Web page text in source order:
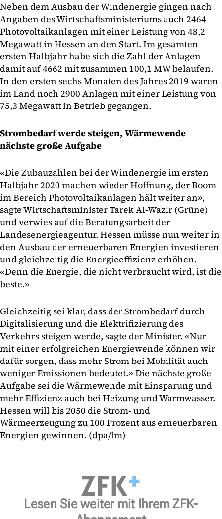
Neben dem Ausbau der Windenergie gingen nach
Angaben des Wirtschaftsministeriums auch 2464
Photovoltaikanlagen mit einer Leistung von 48,2
Megawatt in Hessen an den Start. Im gesamten
ersten Halbjahr habe sich die Zahl der Anlagen
damit auf 4662 mit zusammen 100,1 MW belaufen.
In den ersten sechs Monaten des Jahres 2019 waren
im Land noch 2900 Anlagen mit einer Leistung von
75,3 Megawatt in Betrieb gegangen.
Strombedarf werde steigen, Wärmewende
nächste große Aufgabe
«Die Zubauzahlen bei der Windenergie im ersten
Halbjahr 2020 machen wieder Hoffnung, der Boom
im Bereich Photovoltaikanlagen hält weiter an»,
sagte Wirtschaftsminister Tarek Al-Wazir (Grüne)
und verwies auf die Beratungsarbeit der
Landesenergieagentur. Hessen müsse nun weiter in
den Ausbau der erneuerbaren Energien investieren
und gleichzeitig die Energieeffizienz erhöhen.
«Denn die Energie, die nicht verbraucht wird, ist die
beste.»
Gleichzeitig sei klar, dass der Strombedarf durch
Digitalisierung und die Elektrifizierung des
Verkehrs steigen werde, sagte der Minister. «Nur
mit einer erfolgreichen Energiewende können wir
dafür sorgen, dass mehr Strom bei Mobilität auch
weniger Emissionen bedeutet.» Die nächste große
Aufgabe sei die Wärmewende mit Einsparung und
mehr Effizienz auch bei Heizung und Warmwasser.
Hessen will bis 2050 die Strom- und
Wärmeerzeugung zu 100 Prozent aus erneuerbaren
Energien gewinnen. (dpa/lm)
Lesen Sie weiter mit Ihrem ZFK-